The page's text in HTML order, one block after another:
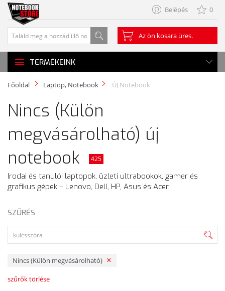
Belépés 0
Az ön kosara üres.
TERMÉKEINK
Főoldal Laptop, Notebook ÚJ Notebook
Nincs (Külön
megvásárolható) új
notebook
425
Irodai és tanulói laptopok, üzleti ultrabookok, gamer és
grafikus gépek – Lenovo, Dell, HP, Asus és Acer
SZŰRÉS
Nincs (Külön megvásárolható)
szűrők törlése